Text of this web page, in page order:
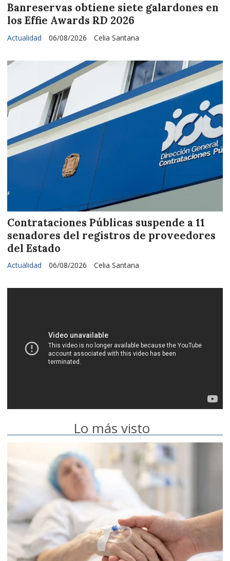
Banreservas obtiene siete galardones en
los Effie Awards RD 2026
Celia Santana
Actualidad 06/08/2026
Contrataciones Públicas suspende a 11
senadores del registros de proveedores
del Estado
Celia Santana
Actualidad 06/08/2026
Lo más visto